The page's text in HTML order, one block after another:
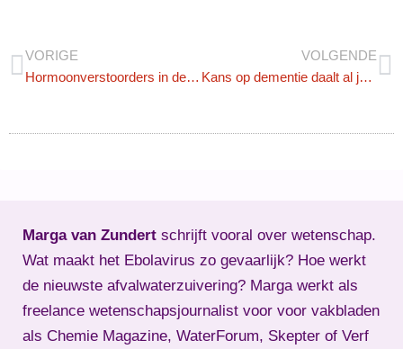
VORIGE
Hormoonverstoorders in de ban
VOLGENDE
Kans op dementie daalt al jaren
Marga van Zundert schrijft vooral over wetenschap.
Wat maakt het Ebolavirus zo gevaarlijk? Hoe werkt
de nieuwste afvalwaterzuivering? Marga werkt als
freelance wetenschapsjournalist voor voor vakbladen
als Chemie Magazine, WaterForum, Skepter of Verf